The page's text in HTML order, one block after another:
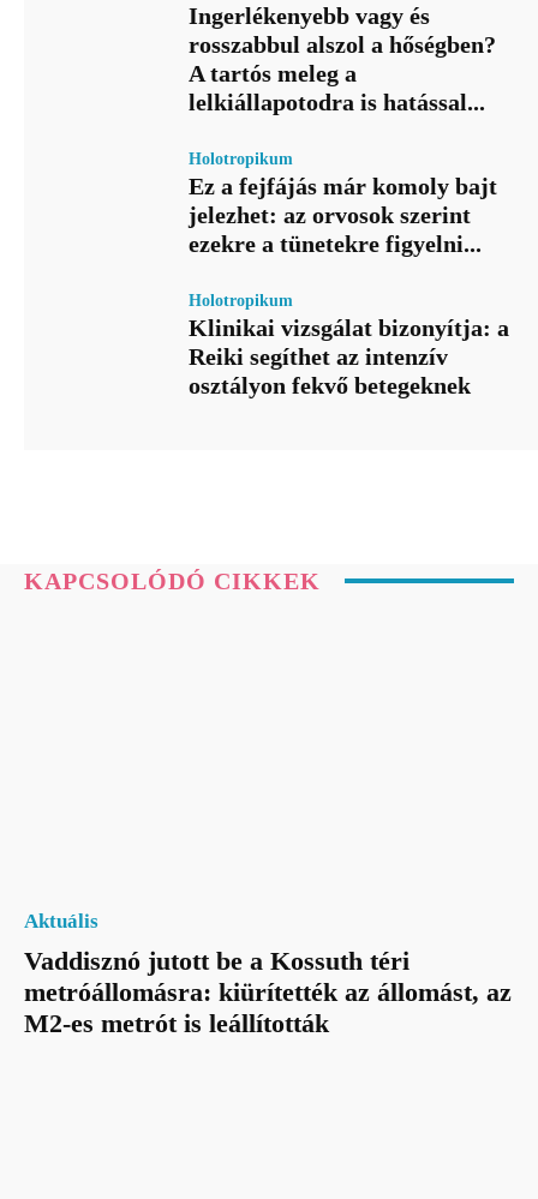
Ingerlékenyebb vagy és
rosszabbul alszol a hőségben?
A tartós meleg a
lelkiállapotodra is hatással...
Holotropikum
Ez a fejfájás már komoly bajt
jelezhet: az orvosok szerint
ezekre a tünetekre figyelni...
Holotropikum
Klinikai vizsgálat bizonyítja: a
Reiki segíthet az intenzív
osztályon fekvő betegeknek
KAPCSOLÓDÓ CIKKEK
Aktuális
Vaddisznó jutott be a Kossuth téri
metróállomásra: kiürítették az állomást, az
M2-es metrót is leállították